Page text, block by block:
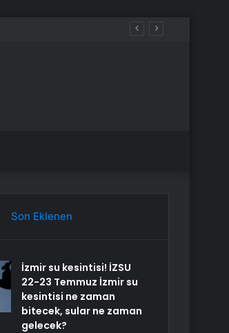
Son Eklenen
İzmir su kesintisi! İZSU
22-23 Temmuz İzmir su
kesintisi ne zaman
bitecek, sular ne zaman
gelecek?